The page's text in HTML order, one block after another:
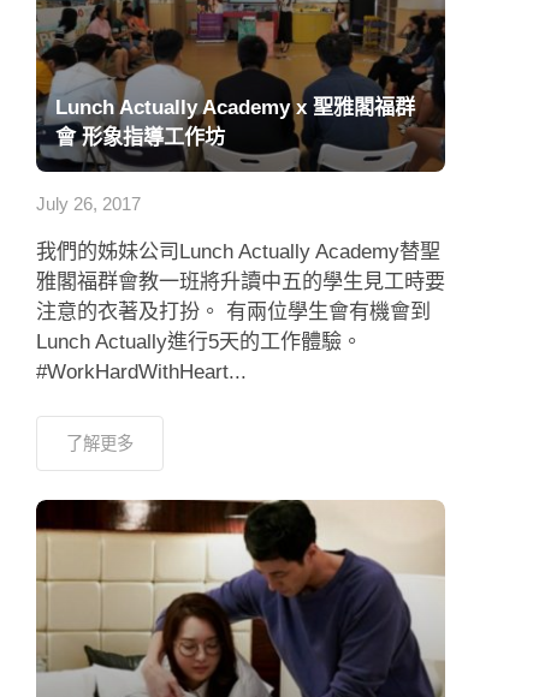
Lunch Actually Academy x 聖雅閣福群
會 形象指導工作坊
July 26, 2017
我們的姊妹公司Lunch Actually Academy替聖
雅閣福群會教一班將升讀中五的學生見工時要
注意的衣著及打扮。 有兩位學生會有機會到
Lunch Actually進行5天的工作體驗。
#WorkHardWithHeart...
了解更多